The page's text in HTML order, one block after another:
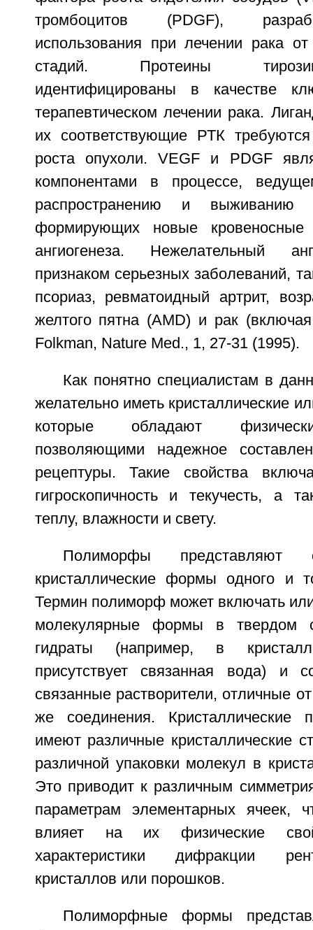
тромбоцитов (PDGF),
использования при лечении рака
стадий. Протеины
идентифицированы в качестве
терапевтическом лечении рака.
их соответствующие РТК
роста опухоли. VEGF и PDGF
компонентами в процессе,
распространению и выживанию
формирующих новые
ангиогенеза. Нежелательный
признаком серьезных заболеваний,
псориаз, ревматоидный артрит,
желтого пятна (AMD) и рак
Folkman, Nature Med., 1, 27-31 (1995).
Как понятно специалистам в
желательно иметь кристаллические
которые обладают
позволяющими надежное
рецептуры. Такие свойства
гигроскопичность и текучесть, а
теплу, влажности и свету.
Полиморфы представляют
кристаллические формы одного и
Термин полиморф может включать
молекулярные формы в твердом
гидраты (например, в
присутствует связанная вода) и
связанные растворители, отличные
же соединения. Кристаллические
имеют различные кристаллические
различной упаковки молекул в
Это приводит к различным
параметрам элементарных ячеек,
влияет на их физические
характеристики дифракции
кристаллов или порошков.
Полиморфные формы